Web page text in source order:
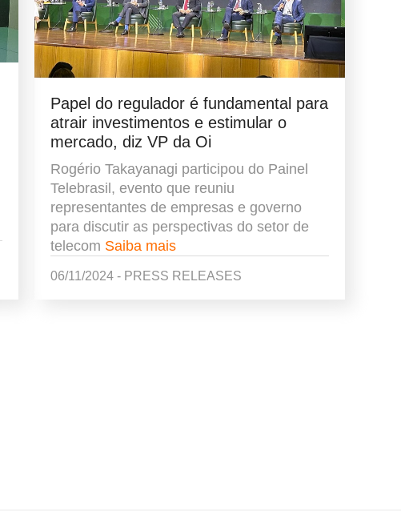
Papel do regulador é fundamental para
atrair investimentos e estimular o
mercado, diz VP da Oi
Rogério Takayanagi participou do Painel
Telebrasil, evento que reuniu
representantes de empresas e governo
para discutir as perspectivas do setor de
telecom Saiba mais
06/11/2024 - PRESS RELEASES